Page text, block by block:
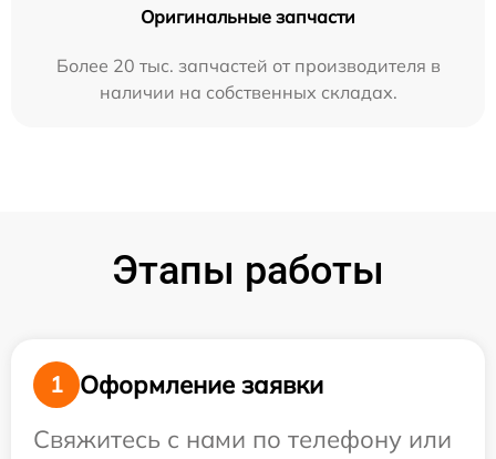
Оригинальные запчасти
Более 20 тыс. запчастей от производителя в
наличии на собственных складах.
Этапы работы
1
Оформление заявки
Свяжитесь с нами по телефону или